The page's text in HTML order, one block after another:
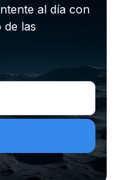
al día con
de las